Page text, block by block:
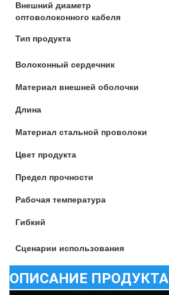
Внешний диаметр
оптоволоконного кабеля
Тип продукта
Волоконный сердечник
Материал внешней оболочки
Длина
Материал стальной проволоки
Цвет продукта
Предел прочности
Рабочая температура
Гибкий
Сценарии использования
ОПИСАНИЕ ПРОДУКТА